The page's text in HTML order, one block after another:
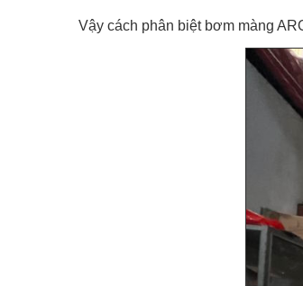
Vậy cách phân biệt bơm màng